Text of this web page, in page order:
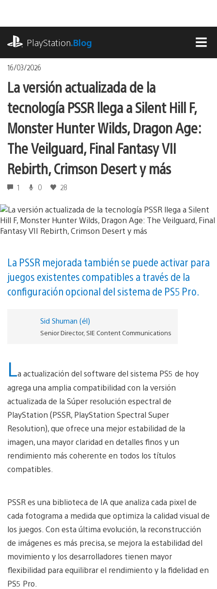
contenido
PlayStation.Blog
16/03/2026
La versión actualizada de la
tecnología PSSR llega a Silent Hill F,
Monster Hunter Wilds, Dragon Age:
The Veilguard, Final Fantasy VII
Rebirth, Crimson Desert y más
1 0 28
La PSSR mejorada también se puede activar para
juegos existentes compatibles a través de la
configuración opcional del sistema de PS5 Pro.
Sid Shuman (él)
Senior Director, SIE Content Communications
La actualización del software del sistema PS5 de hoy
agrega una amplia compatibilidad con la versión
actualizada de la Súper resolución espectral de
PlayStation (PSSR, PlayStation Spectral Super
Resolution), que ofrece una mejor estabilidad de la
imagen, una mayor claridad en detalles finos y un
rendimiento más coherente en todos los títulos
compatibles.
PSSR es una biblioteca de IA que analiza cada pixel de
cada fotograma a medida que optimiza la calidad visual de
los juegos. Con esta última evolución, la reconstrucción
de imágenes es más precisa, se mejora la estabilidad del
movimiento y los desarrolladores tienen mayor
flexibilidad para equilibrar el rendimiento y la fidelidad en
PS5 Pro.